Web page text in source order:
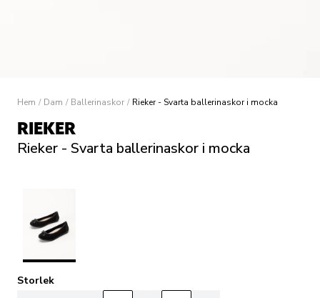
Hem / Dam / Ballerinaskor / Rieker - Svarta ballerinaskor i mocka
RIEKER
Rieker - Svarta ballerinaskor i mocka
Storlek